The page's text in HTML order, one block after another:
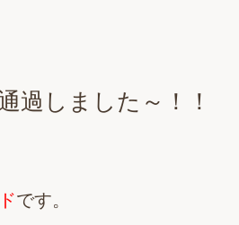
過しました～！！
です。